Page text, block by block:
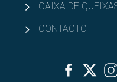
CAIXA DE
CONTACTO
FacebookTwitter